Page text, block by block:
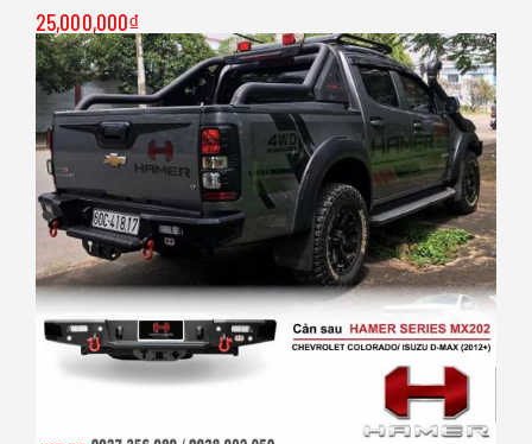
25,000,000₫